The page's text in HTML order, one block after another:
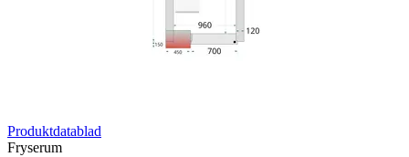
Produktdatablad
Fryserum